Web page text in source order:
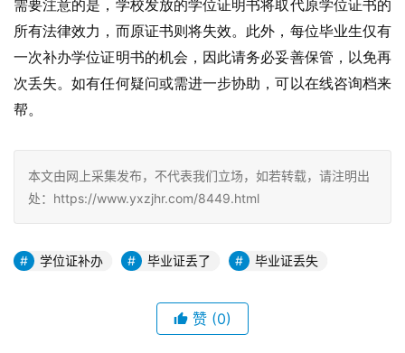
需要注意的是，学校发放的学位证明书将取代原学位证书的
所有法律效力，而原证书则将失效。此外，每位毕业生仅有
一次补办学位证明书的机会，因此请务必妥善保管，以免再
次丢失。如有任何疑问或需进一步协助，可以在线咨询档来
帮。
本文由网上采集发布，不代表我们立场，如若转载，请注明出
处：https://www.yxzjhr.com/8449.html
学位证补办 毕业证丢了 毕业证丢失
赞 (0)